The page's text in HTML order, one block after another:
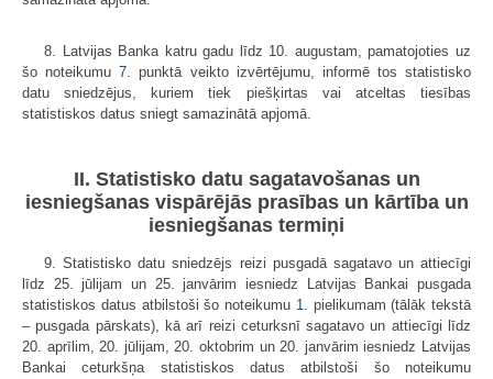
8. Latvijas Banka katru gadu līdz 10. augustam, pamatojoties uz
šo noteikumu7.
punktā veikto izvērtējumu, informē tos statistisko
datu sniedzējus, kuriem tiek piešķirtas vai atceltas tiesības
statistiskos datus sniegt samazinātā apjomā.
II. Statistisko datu sagatavošanas un
iesniegšanas vispārējās prasības un kārtība un
iesniegšanas termiņi
9. Statistisko datu sniedzējs reizi pusgadā sagatavo un attiecīgi
līdz 25. jūlijam un 25. janvārim iesniedz Latvijas Bankai pusgada
statistiskos datus atbilstoši šo noteikumu 1. pielikumam (tālāk tekstā
– pusgada pārskats), kā arī reizi ceturksnī sagatavo un attiecīgi līdz
20. aprīlim, 20. jūlijam, 20. oktobrim un 20. janvārim iesniedz Latvijas
Bankai ceturkšņa statistiskos datus atbilstoši šo noteikumu